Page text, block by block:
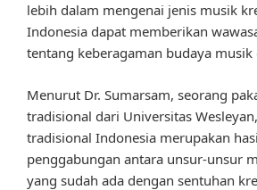
lebih dalam mengenai jenis musik
Indonesia dapat memberikan
tentang keberagaman budaya musik
Menurut Dr. Sumarsam, seorang
tradisional dari Universitas
tradisional Indonesia merupakan
penggabungan antara unsur-unsur
yang sudah ada dengan sentuhan